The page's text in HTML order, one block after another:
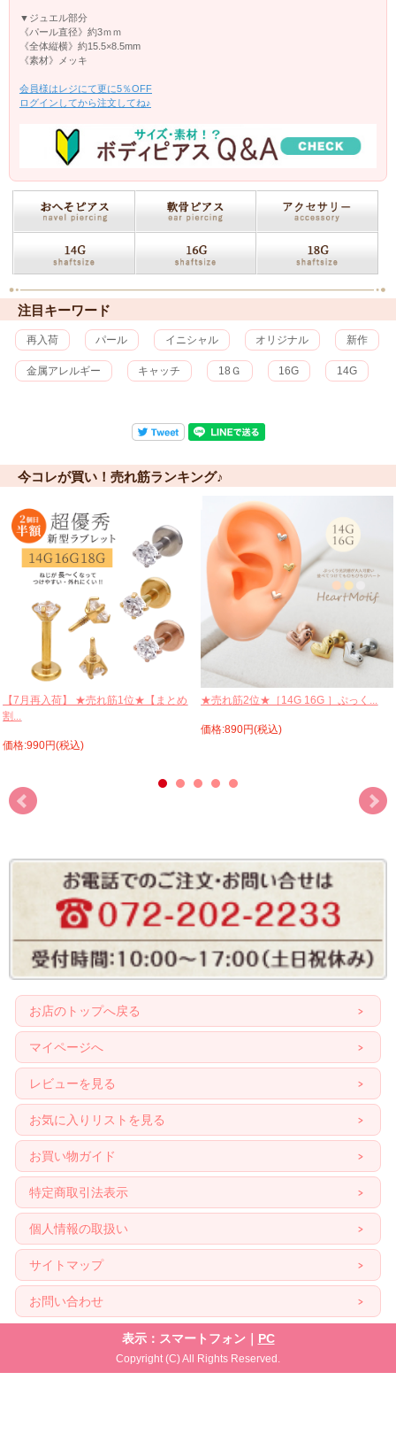
▼ジュエル部分
《パール直径》約3ｍｍ
《全体縦横》約15.5×8.5mm
《素材》メッキ
会員様はレジにて更に5％OFF
ログインしてから注文してね♪
注目キーワード
再入荷 パール イニシャル オリジナル 新作
金属アレルギー キャッチ 18Ｇ 16G 14G
今コレが買い！売れ筋ランキング♪
【7月再入荷】 ★売れ筋1位★【まとめ
割...
価格:990円(税込)
★売れ筋2位★［14G 16G ］ぷっく...
価格:890円(税込)
お店のトップへ戻る
マイページへ
レビューを見る
お気に入りリストを見る
お買い物ガイド
特定商取引法表示
個人情報の取扱い
サイトマップ
お問い合わせ
表示：スマートフォン｜ PC
Copyright (C) All Rights Reserved.